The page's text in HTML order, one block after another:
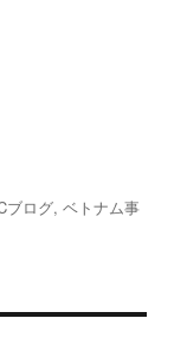
ブログ,ベトナム事